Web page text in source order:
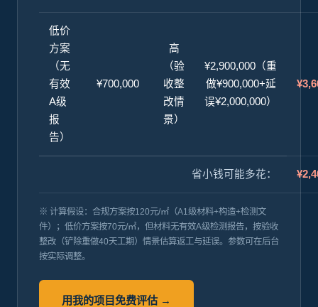
低价
方案
（无
有效
A级
报
告）
¥700,000
高
（验
收整
改情
景）
¥2,900,000（重
做¥900,000+延
误¥2,000,000）
省小钱可能多花：
※ 计算假设：合规方案按120元/㎡（A1级材料+构造+检测文
件）；低价方案按70元/㎡，但材料无有效A级检测报告，按验收
整改（铲除重做40天工期）情景估算返工与延误。参数可在后台
按实际调整。
用我的项目免费评估 →